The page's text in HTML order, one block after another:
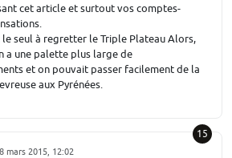
cet article et surtout vos comptes-
le seul à regretter le Triple Plateau Alors,
a une palette plus large de
et on pouvait passer facilement de la
aux Pyrénées.
15
mars 2015, 12:02